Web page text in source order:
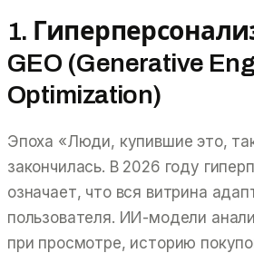
1.
GEO (Generative
Optimization)
Эпоха «Люди, купившие это,
закончилась. В 2026 году
означает, что вся витрина
пользователя. ИИ-модели
при просмотре, историю